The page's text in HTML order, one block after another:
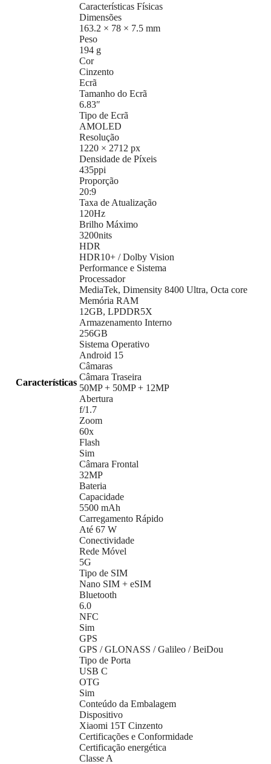
Características
Características Físicas
Dimensões
163.2 × 78 × 7.5 mm
Peso
194 g
Cor
Cinzento
Ecrã
Tamanho do Ecrã
6.83″
Tipo de Ecrã
AMOLED
Resolução
1220 × 2712 px
Densidade de Píxeis
435ppi
Proporção
20:9
Taxa de Atualização
120Hz
Brilho Máximo
3200nits
HDR
HDR10+ / Dolby Vision
Performance e Sistema
Processador
MediaTek, Dimensity 8400 Ultra, Octa core
Memória RAM
12GB, LPDDR5X
Armazenamento Interno
256GB
Sistema Operativo
Android 15
Câmaras
Câmara Traseira
50MP + 50MP + 12MP
Abertura
f/1.7
Zoom
60x
Flash
Sim
Câmara Frontal
32MP
Bateria
Capacidade
5500 mAh
Carregamento Rápido
Até 67 W
Conectividade
Rede Móvel
5G
Tipo de SIM
Nano SIM + eSIM
Bluetooth
6.0
NFC
Sim
GPS
GPS / GLONASS / Galileo / BeiDou
Tipo de Porta
USB C
OTG
Sim
Conteúdo da Embalagem
Dispositivo
Xiaomi 15T Cinzento
Certificações e Conformidade
Certificação energética
Classe A